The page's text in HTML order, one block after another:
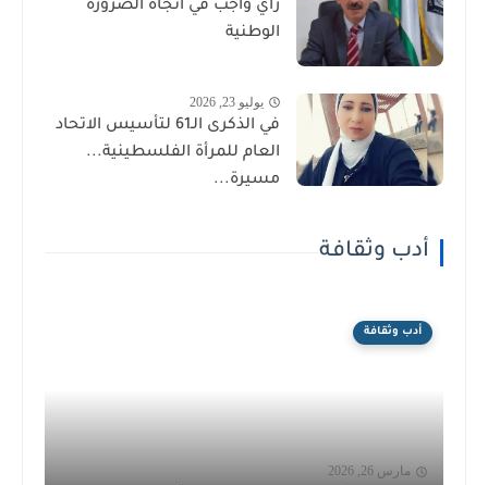
رأيٌ واجب في اتجاه الضرورة
الوطنية
يوليو 23, 2026
في الذكرى الـ61 لتأسيس الاتحاد
العام للمرأة الفلسطينية...
مسيرة...
أدب وثقافة
أدب وثقافة
مارس 26, 2026